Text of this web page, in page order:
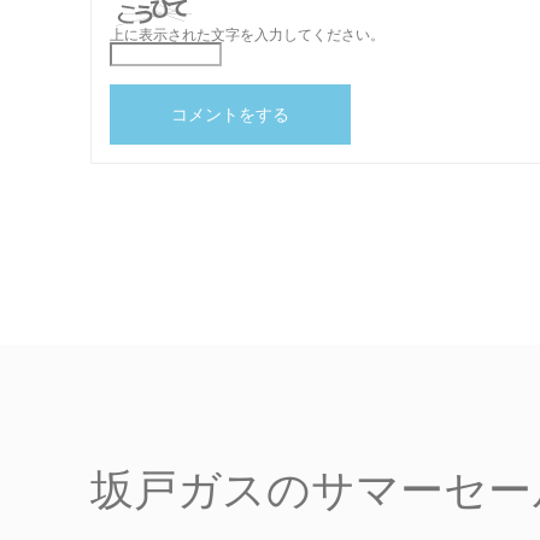
上に表示された文字を入力してください。
坂戸ガスのサマーセー